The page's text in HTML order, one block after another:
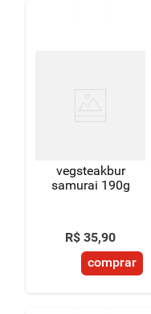
vegsteakbur
samurai 190g
R$ 35,90
comprar